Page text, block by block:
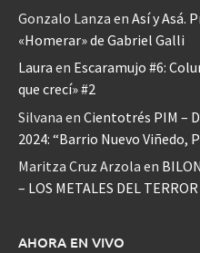
Gonzalo Lanza en Así y Asá.
«Homerar» de Gabriel Galli
Laura en Escaramujo #6:
que crecí» #2
Silvana en Cientotrés PIM –
2024: “Barrio Nuevo Viñedo,
Maritza Cruz Arzola en
– LOS METALES DEL
AHORA EN VIVO